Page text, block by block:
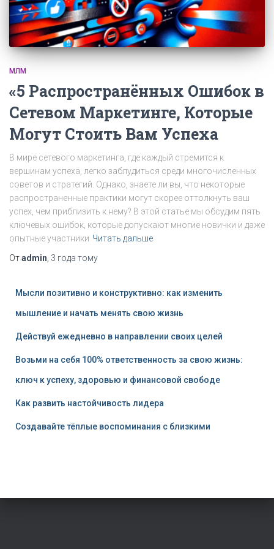
МЛМ
«5 Распространённых Ошибок в
Сетевом Маркетинге, Которые
Могут Стоить Вам Успеха
В мире сетевого маркетинга, где каждый стремится к
вершинам успеха, легко заблудиться среди многочисленных
советов и стратегий. Однако, знаете ли вы, что некоторые
распространенные практики могут скорее оттолкнуть ваш
успех, чем приблизить к нему? В этой статье мы обсудим пять
ключевых ошибок, которые допускают многие новички и даже
опытные участники Читать дальше
Отadmin 3 года тому
Мысли позитивно и конструктивно: как изменить
мышление и начать менять свою жизнь
Действуй ежедневно в направлении своих целей
Возьми на себя 100% ответственность за свою жизнь:
ключ к успеху, здоровью и финансовой свободе
Как развить настойчивость лидера
Создавайте тёплые воспоминания с близкими